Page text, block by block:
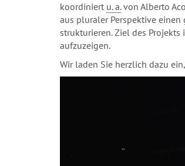
koordiniert u. a.von Alberto
aus pluraler Perspektive einen
strukturieren. Ziel des
aufzuzeigen.
Wir laden Sie herzlich dazu